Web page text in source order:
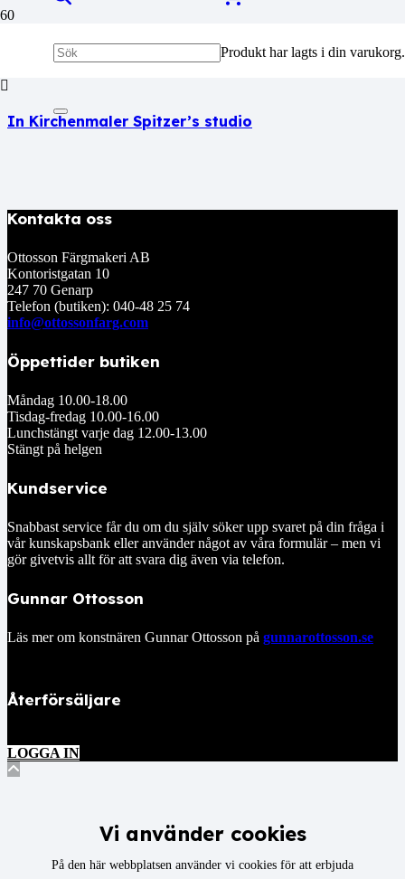
Produkt har lagts i din varukorg.
References old
In Kirchenmaler Spitzer’s studio
Kontakta oss
Ottosson Färgmakeri AB
Kontoristgatan 10
247 70 Genarp
Telefon (butiken): 040-48 25 74
info@ottossonfarg.com
Öppettider butiken
Måndag 10.00-18.00
Tisdag-fredag 10.00-16.00
Lunchstängt varje dag 12.00-13.00
Stängt på helgen
Kundservice
Snabbast service får du om du själv söker upp svaret på din fråga i
vår kunskapsbank eller använder något av våra formulär – men vi
gör givetvis allt för att svara dig även via telefon.
Gunnar Ottosson
Läs mer om konstnären Gunnar Ottosson på gunnarottosson.se
Återförsäljare
LOGGA IN
Vi använder cookies
På den här webbplatsen använder vi cookies för att erbjuda